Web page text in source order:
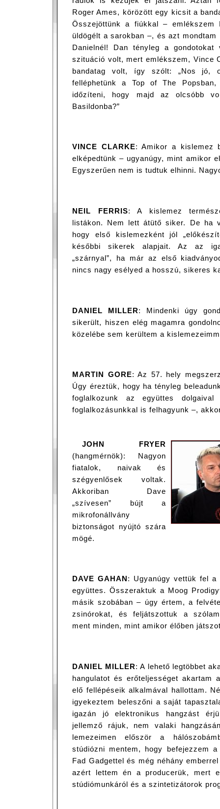
Roger Ames, körözött egy kicsit a
Összejöttünk a fiúkkal – emlékszem
üldögélt a sarokban –, és azt
Danielnél! Dan tényleg a gondotokat
szituáció volt, mert emlékszem, Vince
bandatag volt, így szólt: „Nos jó,
felléphetünk a Top of The
időzíteni, hogy majd az olcsóbb
Basildonba?”
VINCE CLARKE: Amikor a kislemez
elképedtünk – ugyanúgy, mint amikor
Egyszerűen nem is tudtuk elhinni.
NEIL FERRIS: A kislemez
listákon. Nem lett átütő siker. De ha
hogy első kislemezként jól
későbbi sikerek alapjait. Az az
„szárnyal”, ha már az első
nincs nagy esélyed a hosszú, sikeres
DANIEL MILLER: Mindenki úgy
sikerült, hiszen elég magamra
közelébe sem kerültem a
MARTIN GORE: Az 57. hely
Úgy éreztük, hogy ha tényleg
foglalkozunk az együttes
foglalkozásunkkal is felhagyunk –,
JOHN FRYER
(hangmérnök): Nagyon
fiatalok, naivak és
szégyenlősek voltak.
Akkoriban Dave
„szívesen” bújt a
mikrofonállvány
biztonságot nyújtó szára
mögé.
DAVE GAHAN: Ugyanúgy vettük fel a
együttes. Összeraktuk a Moog
másik szobában – úgy értem, a
zsinórokat, és feljátszottuk a
ment minden, mint amikor élőben
DANIEL MILLER: A lehető legtöbbet
hangulatot és erőteljességet akartam
elő fellépéseik alkalmával hallottam.
igyekeztem beleszőni a saját
igazán jó elektronikus hangzást
jellemző rájuk, nem valaki
lemezeimen először a
stúdiózni mentem, hogy befejezzem a
Fad Gadgettel és még néhány
azért lettem én a producerük, mert
stúdiómunkáról és a szintetizátorok